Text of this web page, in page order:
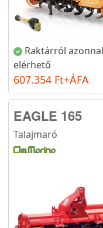
Raktárról azonnal
elérhető
607.354 Ft+ÁFA
EAGLE 165
Talajmaró